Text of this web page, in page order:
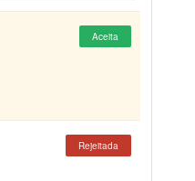
Aceita
Rejeitada